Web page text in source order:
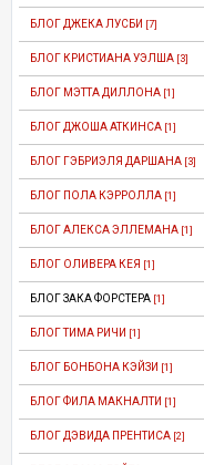
БЛОГ ДЖЕКА ЛУСБИ [7]
БЛОГ КРИСТИАНА УЭЛША [3]
БЛОГ МЭТТА ДИЛЛОНА [1]
БЛОГ ДЖОША АТКИНСА [1]
БЛОГ ГЭБРИЭЛЯ ДАРШАНА [3]
БЛОГ ПОЛА КЭРРОЛЛА [1]
БЛОГ АЛЕКСА ЭЛЛЕМАНА [1]
БЛОГ ОЛИВЕРА КЕЯ [1]
БЛОГ ЗАКА ФОРСТЕРА [1]
БЛОГ ТИМА РИЧИ [1]
БЛОГ БОНБОНА КЭЙЗИ [1]
БЛОГ ФИЛА МАКНАЛТИ [1]
БЛОГ ДЭВИДА ПРЕНТИСА [2]